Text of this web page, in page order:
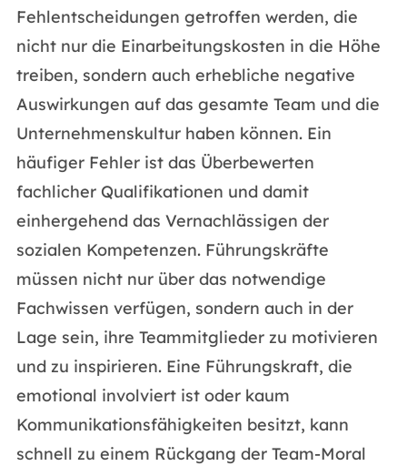
Fehlentscheidungen getroffen werden, die
nicht nur die Einarbeitungskosten in die Höhe
treiben, sondern auch erhebliche negative
Auswirkungen auf das gesamte Team und die
Unternehmenskultur haben können. Ein
häufiger Fehler ist das Überbewerten
fachlicher Qualifikationen und damit
einhergehend das Vernachlässigen der
sozialen Kompetenzen. Führungskräfte
müssen nicht nur über das notwendige
Fachwissen verfügen, sondern auch in der
Lage sein, ihre Teammitglieder zu motivieren
und zu inspirieren. Eine Führungskraft, die
emotional involviert ist oder kaum
Kommunikationsfähigkeiten besitzt, kann
schnell zu einem Rückgang der Team-Moral